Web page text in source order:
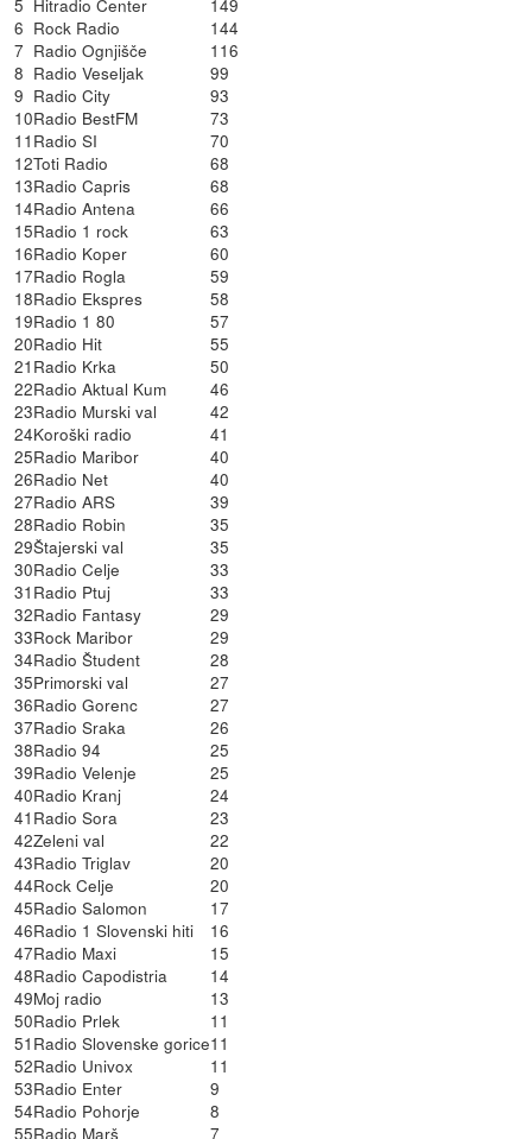
6 Rock Radio
144
7 Radio Ognjišče
116
8 Radio Veseljak
99
9 Radio City
93
10Radio BestFM
73
11 Radio SI
70
12Toti Radio
68
13Radio Capris
68
14Radio Antena
66
15Radio 1 rock
63
16Radio Koper
60
17Radio Rogla
59
18Radio Ekspres
58
19Radio 1 80
57
20Radio Hit
55
21 Radio Krka
50
22Radio Aktual Kum
46
23Radio Murski val
42
24Koroški radio
41
25Radio Maribor
40
26Radio Net
40
27Radio ARS
39
28Radio Robin
35
29Štajerski val
35
30Radio Celje
33
31 Radio Ptuj
33
32Radio Fantasy
29
33Rock Maribor
29
34Radio Študent
28
35Primorski val
27
36Radio Gorenc
27
37Radio Sraka
26
38Radio 94
25
39Radio Velenje
25
40Radio Kranj
24
41 Radio Sora
23
42Zeleni val
22
43Radio Triglav
20
44Rock Celje
20
45Radio Salomon
17
46Radio 1 Slovenski hiti
16
47Radio Maxi
15
48Radio Capodistria
14
49Moj radio
13
50Radio Prlek
11
51 Radio Slovenske gorice11
52Radio Univox
11
53Radio Enter
9
54Radio Pohorje
8
55Radio Marš 7